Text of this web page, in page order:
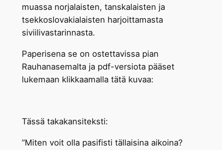
muassa norjalaisten, tanskalaisten ja
tsekkoslovakialaisten harjoittamasta
siviilivastarinnasta.
Paperisena se on ostettavissa pian
Rauhanasemalta ja pdf-versiota pääset
lukemaan klikkaamalla tätä kuvaa:
Tässä takakansiteksti:
”Miten voit olla pasifisti tällaisina aikoina?